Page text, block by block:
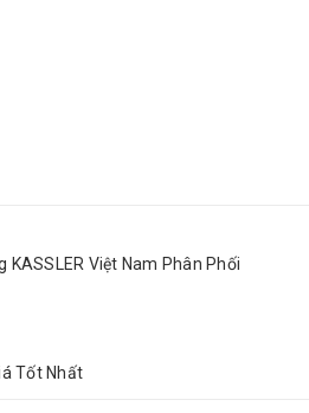
Việt Nam Phân Phối
Tốt Nhất